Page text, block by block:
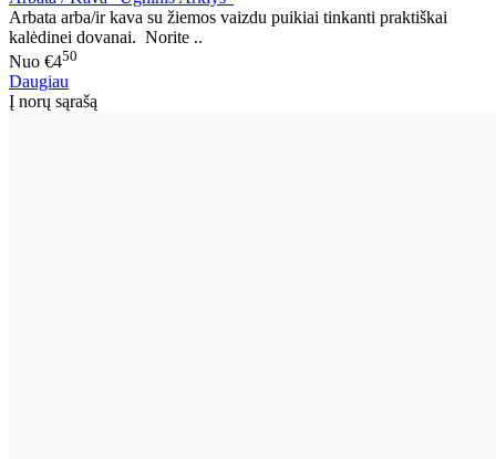
Arbata arba/ir kava su žiemos vaizdu puikiai tinkanti praktiškai
kalėdinei dovanai. Norite ..
Nuo €450
Daugiau
Į norų sąrašą